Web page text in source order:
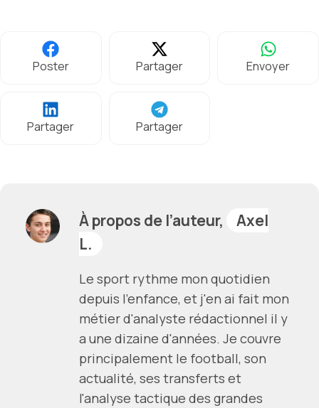
Poster Partager Envoyer
Partager Partager
À propos de l’auteur,
Axel
L.
Le sport rythme mon quotidien
depuis l'enfance, et j'en ai fait mon
métier d'analyste rédactionnel il y
a une dizaine d'années. Je couvre
principalement le football, son
actualité, ses transferts et
l'analyse tactique des grandes